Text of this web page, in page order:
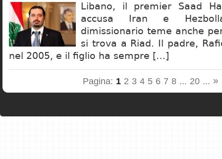
Libano, il premier Saad
accusa Iran e
dimissionario teme anche
si trova a Riad. Il padre,
nel 2005, e il figlio ha sempre […]
Pagina: 1 2 3 4 5 6 7 8 ... 20 ... »